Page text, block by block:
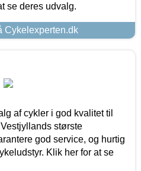
se deres udvalg.
Cykelexperten.dk
af cykler i god kvalitet til
største
god service, og hurtig
Klik her for at se